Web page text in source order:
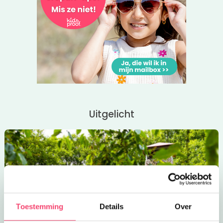
Toestemming Details Over
Uitgelicht